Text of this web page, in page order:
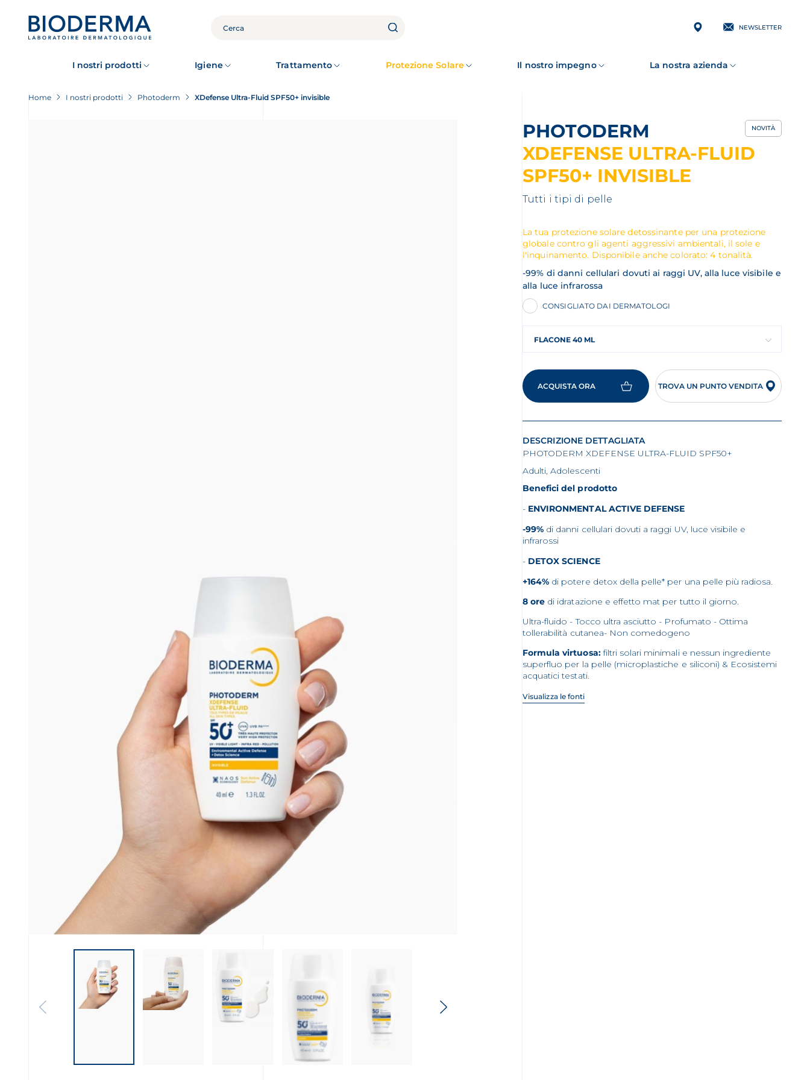
CERCA NEWSLETTER
I nostri prodotti Igiene Trattamento Protezione Solare Il nostro impegno La nostra azienda
Home I nostri prodotti Photoderm XDefense Ultra-Fluid SPF50+ invisible
PHOTODERM
XDEFENSE ULTRA-FLUID
SPF50+ INVISIBLE
NOVITÀ
Tutti i tipi di pelle
La tua protezione solare detossinante per una protezione
globale contro gli agenti aggressivi ambientali, il sole e
l'inquinamento. Disponibile anche colorato: 4 tonalità.
-99% di danni cellulari dovuti ai raggi UV, alla luce visibile e
alla luce infrarossa
CONSIGLIATO DAI DERMATOLOGI
FLACONE 40 ML
ACQUISTA ORA TROVA UN PUNTO VENDITA
DESCRIZIONE DETTAGLIATA
PHOTODERM XDEFENSE ULTRA-FLUID SPF50+
Adulti, Adolescenti
Benefici del prodotto
ENVIRONMENTAL ACTIVE DEFENSE
-99% di danni cellulari dovuti a raggi UV, luce visibile e
infrarossi
DETOX SCIENCE
+164% di potere detox della pelle* per una pelle più radiosa.
8 ore di idratazione e effetto mat per tutto il giorno.
Ultra-fluido - Tocco ultra asciutto - Profumato - Ottima
tollerabilità cutanea- Non comedogeno
Formula virtuosa:filtri solari minimali e nessun ingrediente
superfluo per la pelle (microplastiche e siliconi) & Ecosistemi
acquatici testati.
Visualizza le fonti